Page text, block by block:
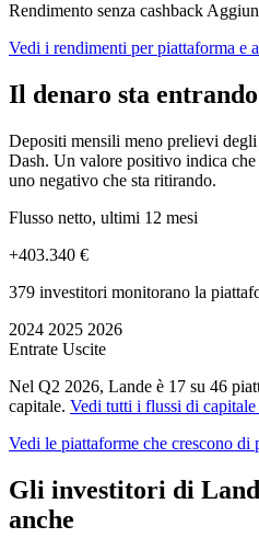
Rendimento senza cashback
Vedi i rendimenti per piattaforma e
Il denaro sta
Depositi mensili meno prelievi
Dash. Un valore positivo indica
uno negativo che sta ritirando.
Flusso netto, ultimi 12 mesi
+403.340 €
379 investitori monitorano la
2024 2025 2026
Entrate Uscite
Nel Q2 2026, Lande è 17 su 46
capitale. Vedi tutti i flussi di
Vedi le piattaforme che crescono
Gli investitori di
anche